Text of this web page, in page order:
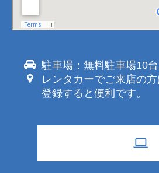
駐車場：無料駐車場10台
レンタカーでご来店の
登録すると便利です。